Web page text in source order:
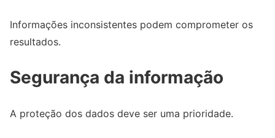
Informações inconsistentes podem comprometer os
resultados.
Segurança da informação
A proteção dos dados deve ser uma prioridade.